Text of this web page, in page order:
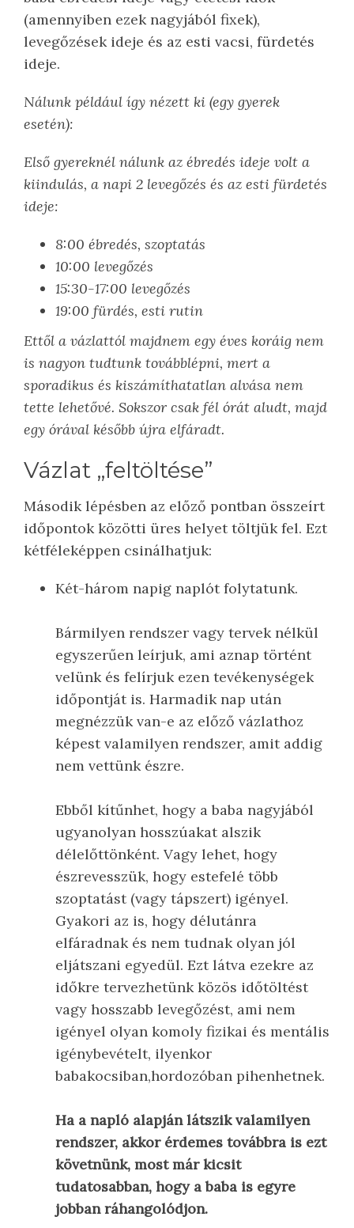
(amennyiben ezek nagyjából fixek),
levegőzések ideje és az esti vacsi, fürdetés
ideje.
Nálunk például így nézett ki (egy gyerek
esetén):
Első gyereknél nálunk az ébredés ideje volt a
kiindulás, a napi 2 levegőzés és az esti fürdetés
ideje:
8:00 ébredés, szoptatás
10:00 levegőzés
15:30-17:00 levegőzés
19:00 fürdés, esti rutin
Ettől a vázlattól majdnem egy éves koráig nem
is nagyon tudtunk továbblépni, mert a
sporadikus és kiszámíthatatlan alvása nem
tette lehetővé. Sokszor csak fél órát aludt, majd
egy órával később újra elfáradt.
Vázlat „feltöltése”
Második lépésben az előző pontban összeírt
időpontok közötti üres helyet töltjük fel. Ezt
kétféleképpen csinálhatjuk:
Két-három napig naplót folytatunk.
Bármilyen rendszer vagy tervek nélkül
egyszerűen leírjuk, ami aznap történt
velünk és felírjuk ezen tevékenységek
időpontját is. Harmadik nap után
megnézzük van-e az előző vázlathoz
képest valamilyen rendszer, amit addig
nem vettünk észre.
Ebből kítűnhet, hogy a baba nagyjából
ugyanolyan hosszúakat alszik
délelőttönként. Vagy lehet, hogy
észrevesszük, hogy estefelé több
szoptatást (vagy tápszert) igényel.
Gyakori az is, hogy délutánra
elfáradnak és nem tudnak olyan jól
eljátszani egyedül. Ezt látva ezekre az
időkre tervezhetünk közös időtöltést
vagy hosszabb levegőzést, ami nem
igényel olyan komoly fizikai és mentális
igénybevételt, ilyenkor
babakocsiban,hordozóban pihenhetnek.
Ha a napló alapján látszik valamilyen
rendszer, akkor érdemes továbbra is ezt
követnünk, most már kicsit
tudatosabban, hogy a baba is egyre
jobban ráhangolódjon.